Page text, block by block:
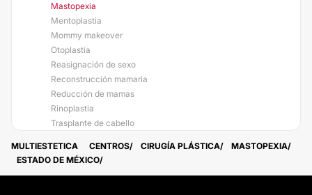
Mastopexia
Mentoplastia
Mommy makeover
Otoplastia
Reasignación de sexo
Reconstrucción mamaria
Reducción de mamas
Rinoplastia
Trasplante de cabello
MULTIESTETICA CENTROS CIRUGÍA PLÁSTICA
MASTOPEXIA
ESTADO DE MÉXICO